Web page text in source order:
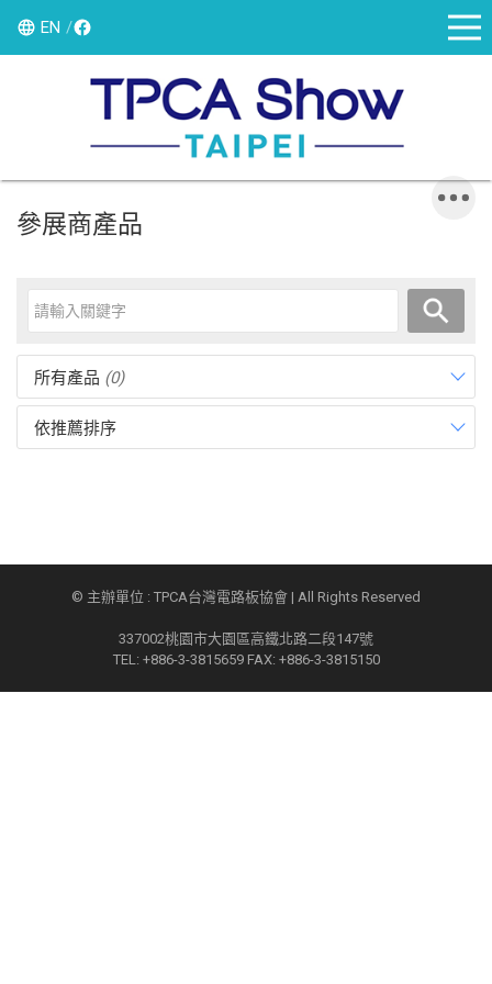
EN
參展商產品
所有產品 (0)
依推薦排序
© 主辦單位 : TPCA台灣電路板協會 | All Rights Reserved
337002桃園市大園區高鐵北路二段147號
TEL: +886-3-3815659 FAX: +886-3-3815150